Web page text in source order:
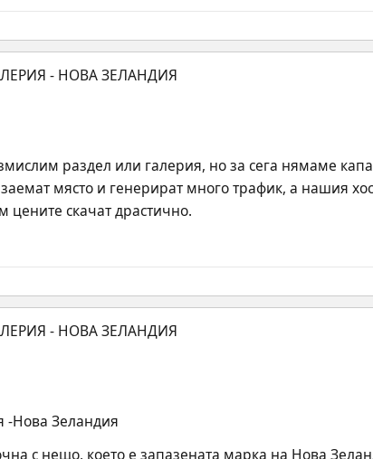
раздел или галерия, но за сега нямаме
място и генерират много трафик, а нашия
цените скачат драстично.
-Нова Зеландия
с нещо, което е запазената марка на Нова